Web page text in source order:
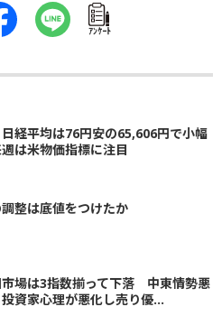
ｱﾝｹｰﾄ
日経平均は76円安の65,606円で小幅
は米物価指標に注目
整は底値をつけたか
市場は3指数揃って下落 中東情勢悪
資家心理が悪化し売り優...